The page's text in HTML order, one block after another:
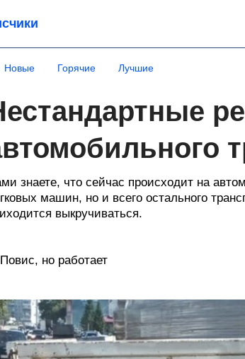
Новые Горячие Лучшие
знаете, что сейчас происходит на
машин, но и всего остального
выкручиваться.
но работает